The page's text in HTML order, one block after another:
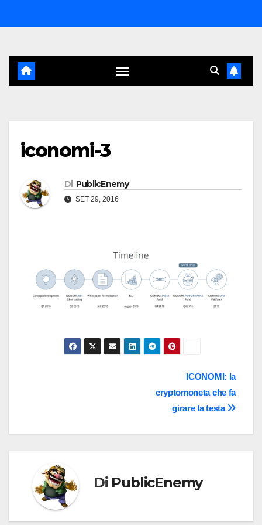
al
iconomi-3
Di PublicEnemy
SET 29, 2016
ICONOMI: la
cryptomoneta che fa
girare la testa
Di PublicEnemy